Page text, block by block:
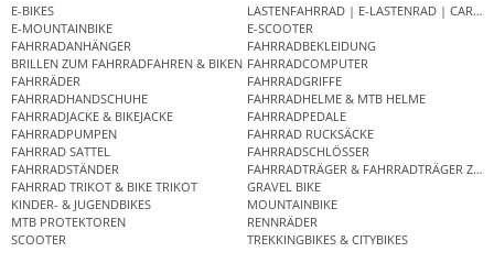
E-BIKES
LASTENFAHRRAD | E-LASTENRAD |
E-MOUNTAINBIKE
E-SCOOTER
FAHRRADANHÄNGER
FAHRRADBEKLEIDUNG
BRILLEN ZUM FAHRRADFAHREN & BIKEN FAHRRADCOMPUTER
FAHRRÄDER
FAHRRADGRIFFE
FAHRRADHANDSCHUHE
FAHRRADHELME & MTB HELME
FAHRRADJACKE & BIKEJACKE
FAHRRADPEDALE
FAHRRADPUMPEN
FAHRRAD RUCKSÄCKE
FAHRRAD SATTEL
FAHRRADSCHLÖSSER
FAHRRADSTÄNDER
FAHRRADTRÄGER & FAHRRADTRÄGER
FAHRRAD TRIKOT & BIKE TRIKOT
GRAVEL BIKE
KINDER- & JUGENDBIKES
MOUNTAINBIKE
MTB PROTEKTOREN
RENNRÄDER
SCOOTER
TREKKINGBIKES & CITYBIKES